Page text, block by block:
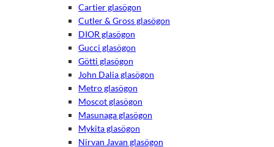
Cartier glasögon
Cutler & Gross glasögon
DIOR glasögon
Gucci glasögon
Götti glasögon
John Dalia glasögon
Metro glasögon
Moscot glasögon
Masunaga glasögon
Mykita glasögon
Nirvan Javan glasögon